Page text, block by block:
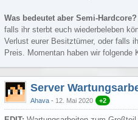
Was bedeutet aber Semi-Hardcore?
falls ihr sterbt euch wiederbeleben
Verlust eurer Besitztümer, oder falls
Preis. Momentan haben wir folgende
Server
Ahava 12. Mai 2020 +2